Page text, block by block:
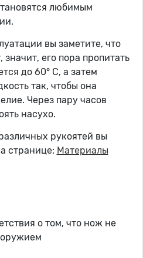
любимым
вы заметите, что
его пора пропитать
до 60° C, а затем
так, чтобы она
Через пару часов
насухо.
рукоятей вы
странице: Материалы
о том, что нож не